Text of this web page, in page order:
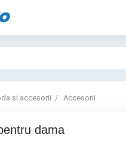
si accesorii Accesorii
dama